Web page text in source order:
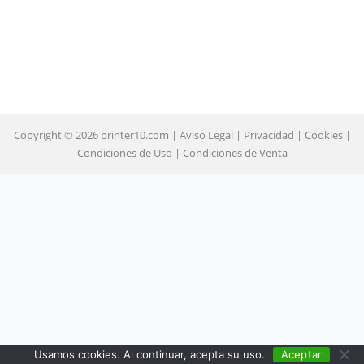
Copyright © 2026 printer10.com | Aviso Legal | Privacidad | Cookies|
Condiciones de Uso | Condiciones de Venta
Usamos cookies. Al continuar, acepta su uso. Aceptar